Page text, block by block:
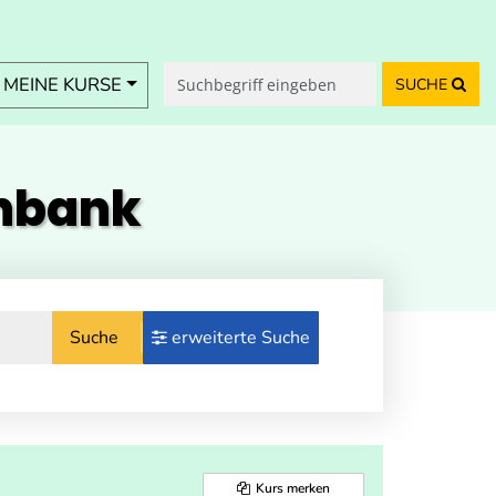
KURSE SUCHE
Suche erweiterte Suche
Kurs merken